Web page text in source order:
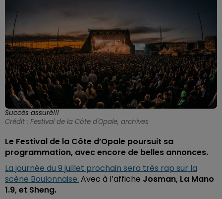
Succès assuré!!!
Crédit : Festival de la Côte d'Opale, archives
Le Festival de la Côte d’Opale poursuit sa
programmation, avec encore de belles annonces.
La journée du 9 juillet prochain sera très rap sur la
scène Boulonnaise. Avec à l’affiche Josman, La Mano
1.9, et Sheng.